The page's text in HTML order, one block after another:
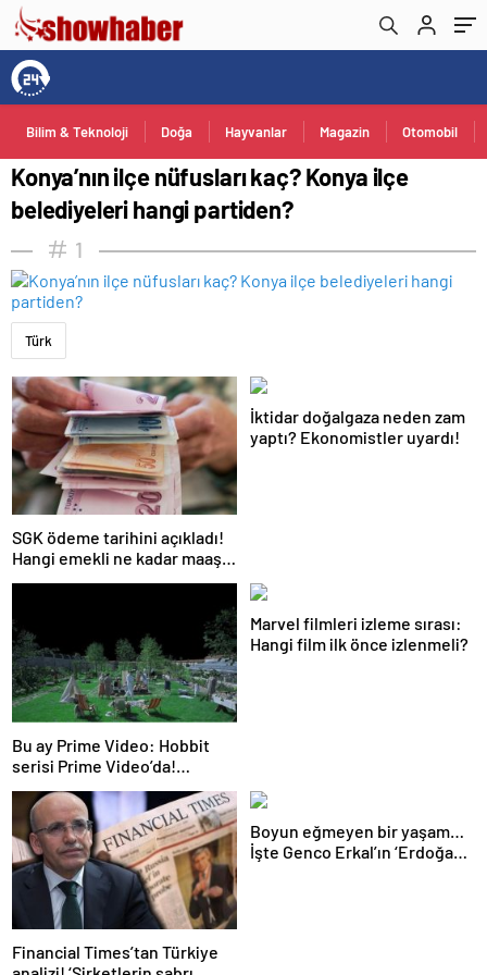
Bilim & Teknoloji Doğa Hayvanlar Magazin Otomobil
Konya’nın ilçe nüfusları kaç? Konya ilçe
belediyeleri hangi partiden?
1
Türk
SGK ödeme tarihini açıkladı!
Hangi emekli ne kadar maaş
farkı alacak?
İktidar doğalgaza neden zam
yaptı? Ekonomistler uyardı!
Bu ay Prime Video: Hobbit
serisi Prime Video’da!
Vinci Şifresi, Arda Turan:
Yüzleşme ve daha fazlası…
Marvel filmleri izleme sırası:
Hangi film ilk önce izlenmeli?
Financial Times’tan Türkiye
Boyun eğmeyen bir yaşam…
İşte Genco Erkal’ın ‘Erdoğan’a